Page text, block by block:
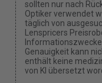
sollten nur nach
Optiker verwendet
täglich von
Lenspricers
Genauigkeit kann
enthält keine
von KI übersetzt